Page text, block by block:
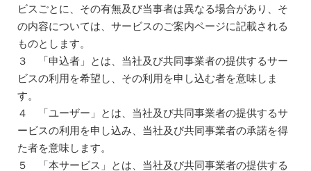
ビスごとに、その有無及び当事者は異なる場合があり、そ
の内容については、サービスのご案内ページに記載される
ものとします。
３ 「申込者」とは、当社及び共同事業者の提供するサー
ビスの利用を希望し、その利用を申し込む者を意味しま
す。
４ 「ユーザー」とは、当社及び共同事業者の提供するサ
ービスの利用を申し込み、当社及び共同事業者の承諾を得
た者を意味します。
５ 「本サービス」とは、当社及び共同事業者の提供する